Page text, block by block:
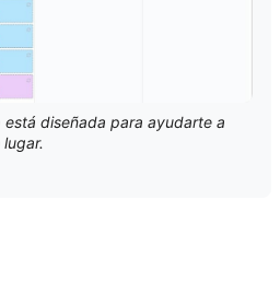
diseñada para ayudarte a